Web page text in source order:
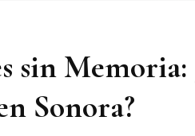
sin Memoria:
Sonora?